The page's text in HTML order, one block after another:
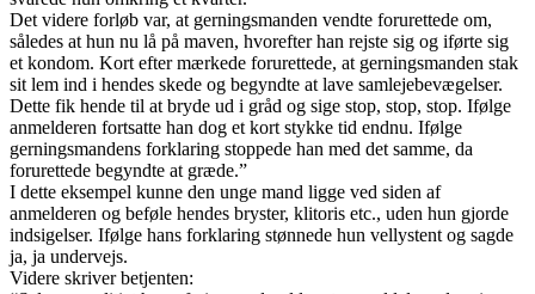
Det videre forløb var, at gerningsmanden vendte forurettede om,
således at hun nu lå på maven, hvorefter han rejste sig og iførte sig
et kondom. Kort efter mærkede forurettede, at gerningsmanden stak
sit lem ind i hendes skede og begyndte at lave samlejebevægelser.
Dette fik hende til at bryde ud i gråd og sige stop, stop, stop. Ifølge
anmelderen fortsatte han dog et kort stykke tid endnu. Ifølge
gerningsmandens forklaring stoppede han med det samme, da
forurettede begyndte at græde.”
I dette eksempel kunne den unge mand ligge ved siden af
anmelderen og beføle hendes bryster, klitoris etc., uden hun gjorde
indsigelser. Ifølge hans forklaring stønnede hun vellystent og sagde
ja, ja undervejs.
Videre skriver betjenten: